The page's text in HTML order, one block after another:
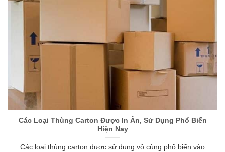
Các Loại Thùng Carton Được In Ấn, Sử Dụng Phổ Biến
Hiện Nay
Các loại thùng carton được sử dụng vô cùng phổ biến vào